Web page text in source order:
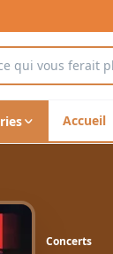
Accueil
Concerts